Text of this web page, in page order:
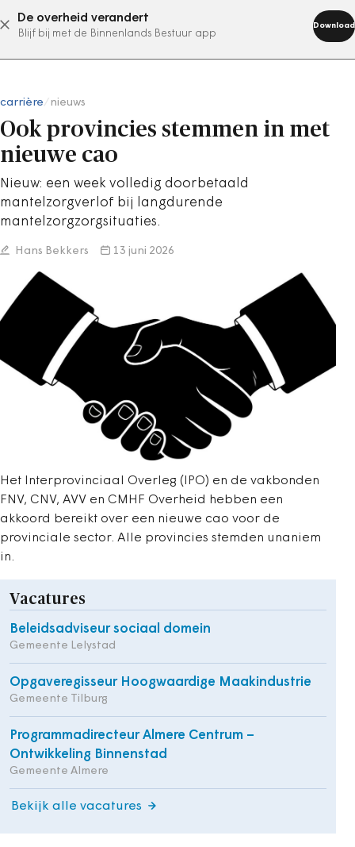
De overheid verandert
Blijf bij met de Binnenlands Bestuur app
Download
abonneer nu
carrière nieuws
Ook provincies stemmen in met
nieuwe cao
Nieuw: een week volledig doorbetaald
mantelzorgverlof bij langdurende
mantelzorgzorgsituaties.
Hans Bekkers 13 juni 2026
Het Interprovinciaal Overleg (IPO) en de vakbonden
FNV, CNV, AVV en CMHF Overheid hebben een
akkoord bereikt over een nieuwe cao voor de
provinciale sector. Alle provincies stemden unaniem
in.
Vacatures
Beleidsadviseur sociaal domein
Gemeente Lelystad
Opgaveregisseur Hoogwaardige Maakindustrie
Gemeente Tilburg
Programmadirecteur Almere Centrum –
Ontwikkeling Binnenstad
Gemeente Almere
Bekijk alle vacatures